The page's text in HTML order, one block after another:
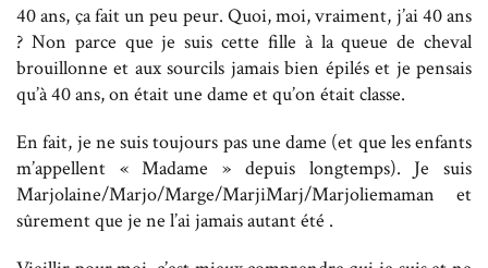
40 ans, ça fait un peu peur. Quoi, moi, vraiment, j’ai 40 ans
? Non parce que je suis cette fille à la queue de cheval
brouillonne et aux sourcils jamais bien épilés et je pensais
qu’à 40 ans, on était une dame et qu’on était classe.
En fait, je ne suis toujours pas une dame (et que les enfants
m’appellent « Madame » depuis longtemps). Je suis
Marjolaine/Marjo/Marge/MarjiMarj/Marjoliemaman et
sûrement que je ne l’ai jamais autant été .